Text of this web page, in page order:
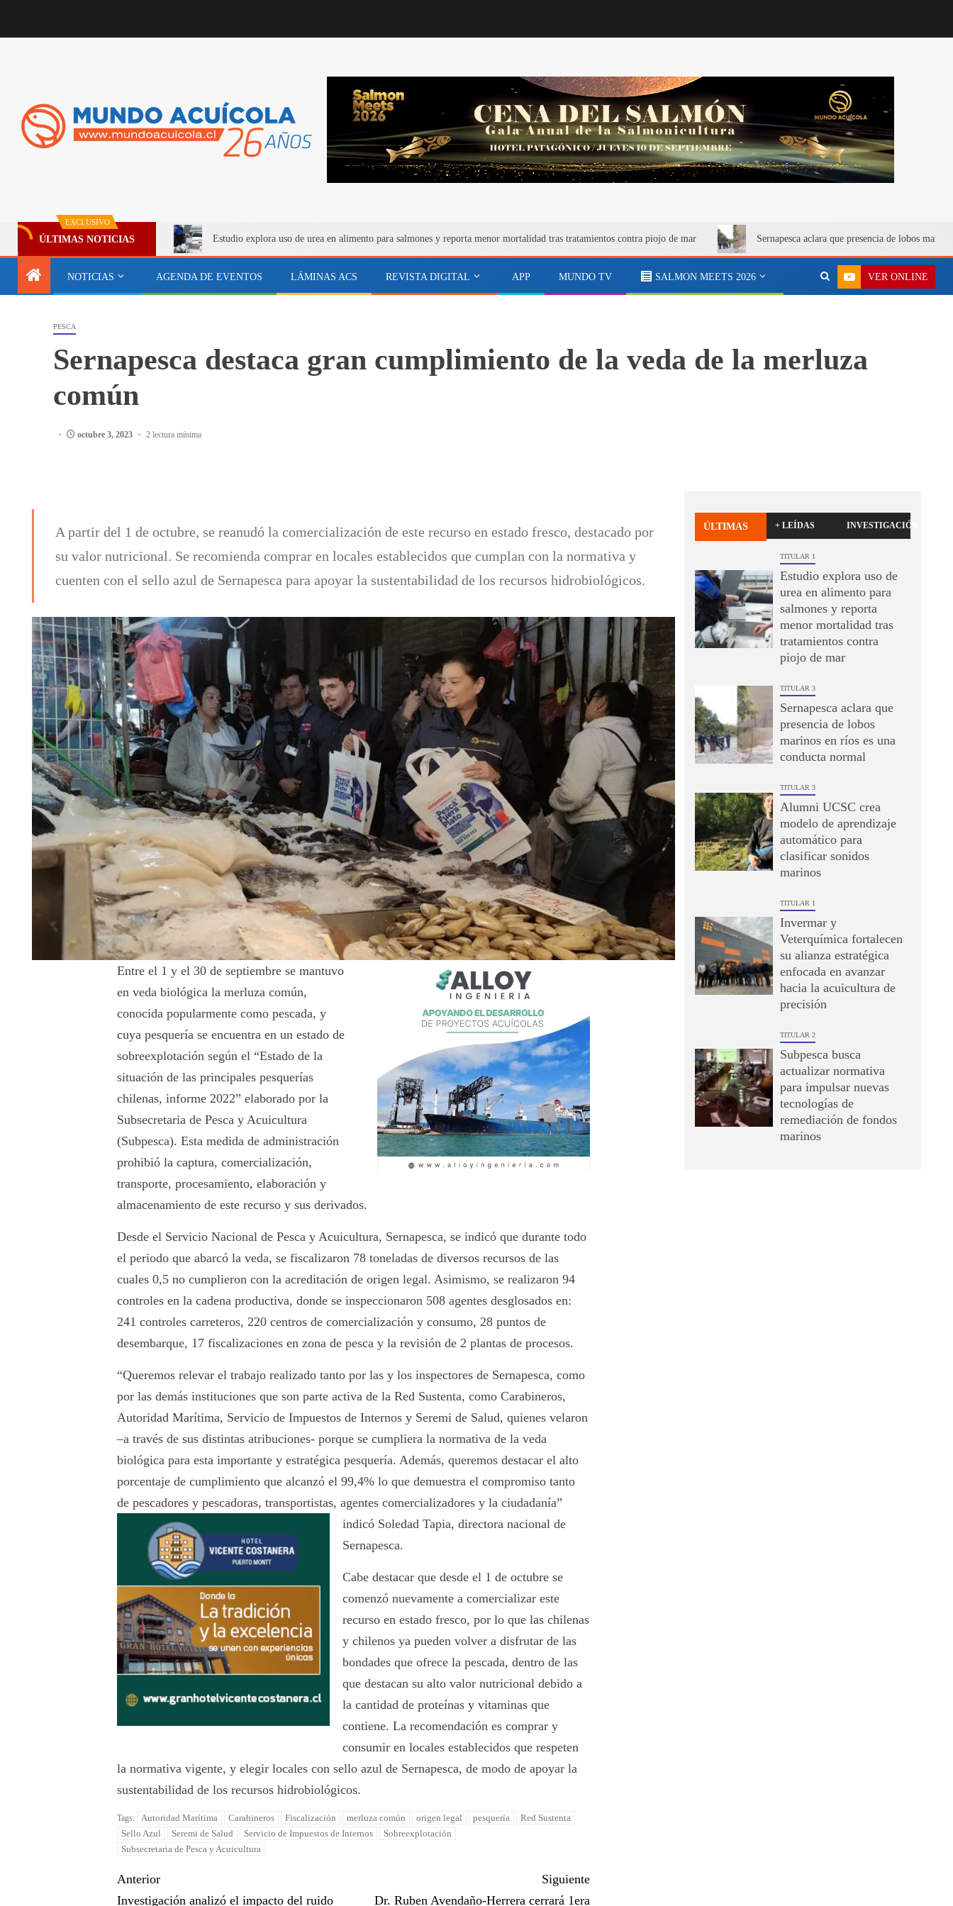
EXCLUSIVO
ÚLTIMAS NOTICIAS Estudio explora uso de urea en alimento para salmones y reporta menor mortalidad tras tratamientos contra piojo de mar Sernapesca aclara que presencia de lobos
NOTICIAS AGENDA DE EVENTOS LÁMINAS ACS REVISTA DIGITAL APP MUNDO TV SALMON MEETS 2026 VER ONLINE
PESCA
Sernapesca destaca gran cumplimiento de la veda de la merluza
común
octubre 3, 2023 2 lectura mínima
A partir del 1 de octubre, se reanudó la comercialización de este recurso en estado fresco, destacado por
su valor nutricional. Se recomienda comprar en locales establecidos que cumplan con la normativa y
cuenten con el sello azul de Sernapesca para apoyar la sustentabilidad de los recursos hidrobiológicos.
Entre el 1 y el 30 de septiembre se mantuvo
en veda biológica la merluza común,
conocida popularmente como pescada, y
cuya pesquería se encuentra en un estado de
sobreexplotación según el “Estado de la
situación de las principales pesquerías
chilenas, informe 2022” elaborado por la
Subsecretaria de Pesca y Acuicultura
(Subpesca). Esta medida de administración
prohibió la captura, comercialización,
transporte, procesamiento, elaboración y
almacenamiento de este recurso y sus derivados.
Desde el Servicio Nacional de Pesca y Acuicultura, Sernapesca, se indicó que durante todo
el periodo que abarcó la veda, se fiscalizaron 78 toneladas de diversos recursos de las
cuales 0,5 no cumplieron con la acreditación de origen legal. Asimismo, se realizaron 94
controles en la cadena productiva, donde se inspeccionaron 508 agentes desglosados en:
241 controles carreteros, 220 centros de comercialización y consumo, 28 puntos de
desembarque, 17 fiscalizaciones en zona de pesca y la revisión de 2 plantas de procesos.
“Queremos relevar el trabajo realizado tanto por las y los inspectores de Sernapesca, como
por las demás instituciones que son parte activa de la Red Sustenta, como Carabineros,
Autoridad Marítima, Servicio de Impuestos de Internos y Seremi de Salud, quienes velaron
–a través de sus distintas atribuciones- porque se cumpliera la normativa de la veda
biológica para esta importante y estratégica pesquería. Además, queremos destacar el alto
porcentaje de cumplimiento que alcanzó el 99,4% lo que demuestra el compromiso tanto
de pescadores y pescadoras, transportistas, agentes comercializadores y la ciudadanía”
indicó Soledad Tapia, directora nacional de
Sernapesca.
Cabe destacar que desde el 1 de octubre se
comenzó nuevamente a comercializar este
recurso en estado fresco, por lo que las chilenas
y chilenos ya pueden volver a disfrutar de las
bondades que ofrece la pescada, dentro de las
que destacan su alto valor nutricional debido a
la cantidad de proteínas y vitaminas que
contiene. La recomendación es comprar y
consumir en locales establecidos que respeten
la normativa vigente, y elegir locales con sello azul de Sernapesca, de modo de apoyar la
sustentabilidad de los recursos hidrobiológicos.
Tags: Autoridad Marítima Carabineros Fiscalización merluza común origen legal pesquería
Red Sustenta
Sello Azul
Seremi de Salud Servicio de Impuestos de Internos
Sobreexplotación
Subsecretaria de Pesca y Acuicultura
Anterior
Investigación analizó el impacto del ruido
Siguiente
Dr. Ruben Avendaño-Herrera cerrará 1era
ÚLTIMAS + LEÍDAS INVESTIGACIÓN
TITULAR 1
Estudio explora uso de
urea en alimento para
salmones y reporta
menor mortalidad tras
tratamientos contra
piojo de mar
TITULAR 3
Sernapesca aclara que
presencia de lobos
marinos en ríos es una
conducta normal
TITULAR 3
Alumni UCSC crea
modelo de aprendizaje
automático para
clasificar sonidos
marinos
TITULAR 1
Invermar y
Veterquímica fortalecen
su alianza estratégica
enfocada en avanzar
hacia la acuicultura de
precisión
TITULAR 2
Subpesca busca
actualizar normativa
para impulsar nuevas
tecnologías de
remediación de fondos
marinos